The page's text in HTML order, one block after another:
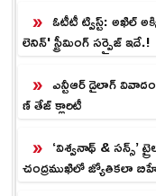
ఓటీటీ ట్విస్ట్: అఖిల్
లెనిన్' స్ట్రీమింగ్ సర్ప్రైజ్ ఇదే.!
ఎన్టీఆర్ డైలాగ్
ణ్ తేజ్ క్లారిటీ
‘విశ్వనాథ్ & సన్స్’
చంద్రముఖిలో జ్యోతికలా